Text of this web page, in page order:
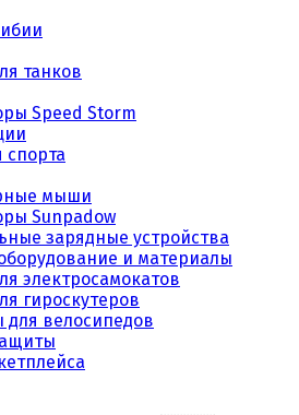
танков
Speed Storm
спорта
мыши
Sunpadow
зарядные устройства
и материалы
электросамокатов
гироскутеров
для велосипедов